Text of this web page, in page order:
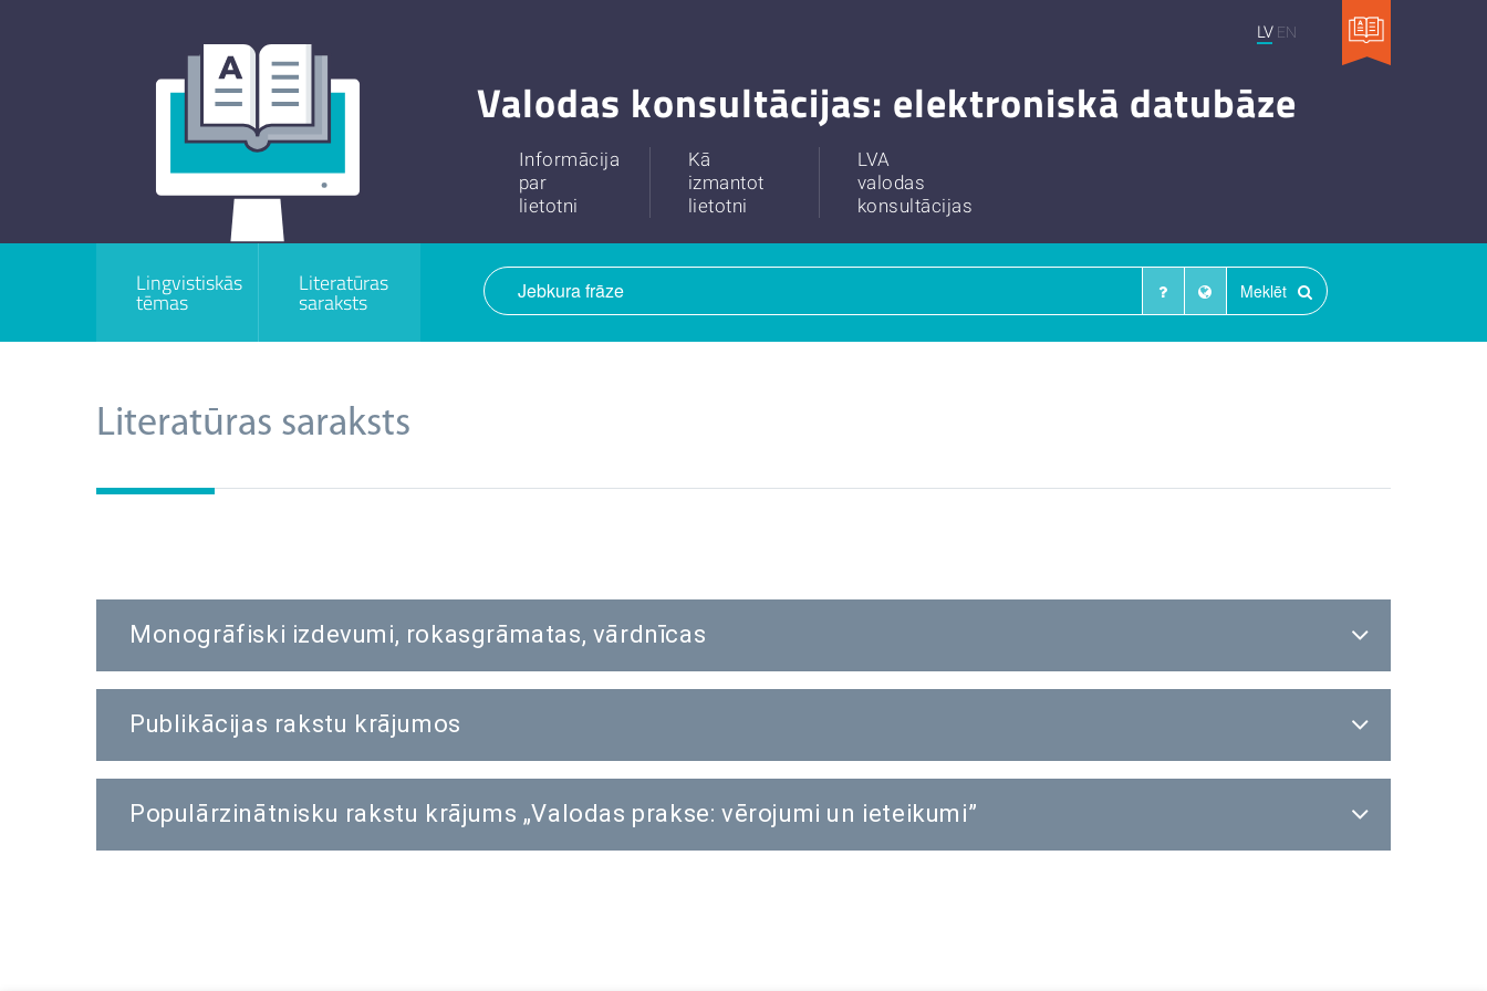
LV EN
Valodas konsultācijas: elektroniskā datubāze
Informācija
par
lietotni
Kā
izmantot
lietotni
LVA
valodas
konsultācijas
Lingvistiskās
tēmas
Literatūras
saraksts Meklēt
Literatūras saraksts
Monogrāfiski izdevumi, rokasgrāmatas, vārdnīcas
Publikācijas rakstu krājumos
Populārzinātnisku rakstu krājums „Valodas prakse: vērojumi un ieteikumi”